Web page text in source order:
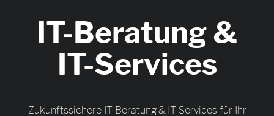
IT-Beratung &
IT-Services
Zukunftssichere IT-Beratung& IT-Services für Ihr